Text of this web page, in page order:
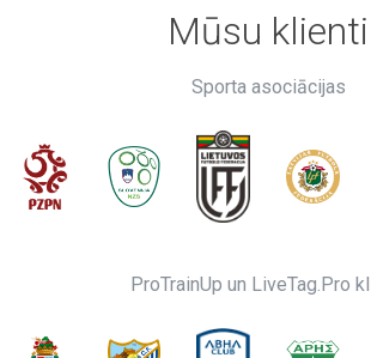
Mūsu klienti
Sporta asociācijas
ProTrainUp un LiveTag.Pro